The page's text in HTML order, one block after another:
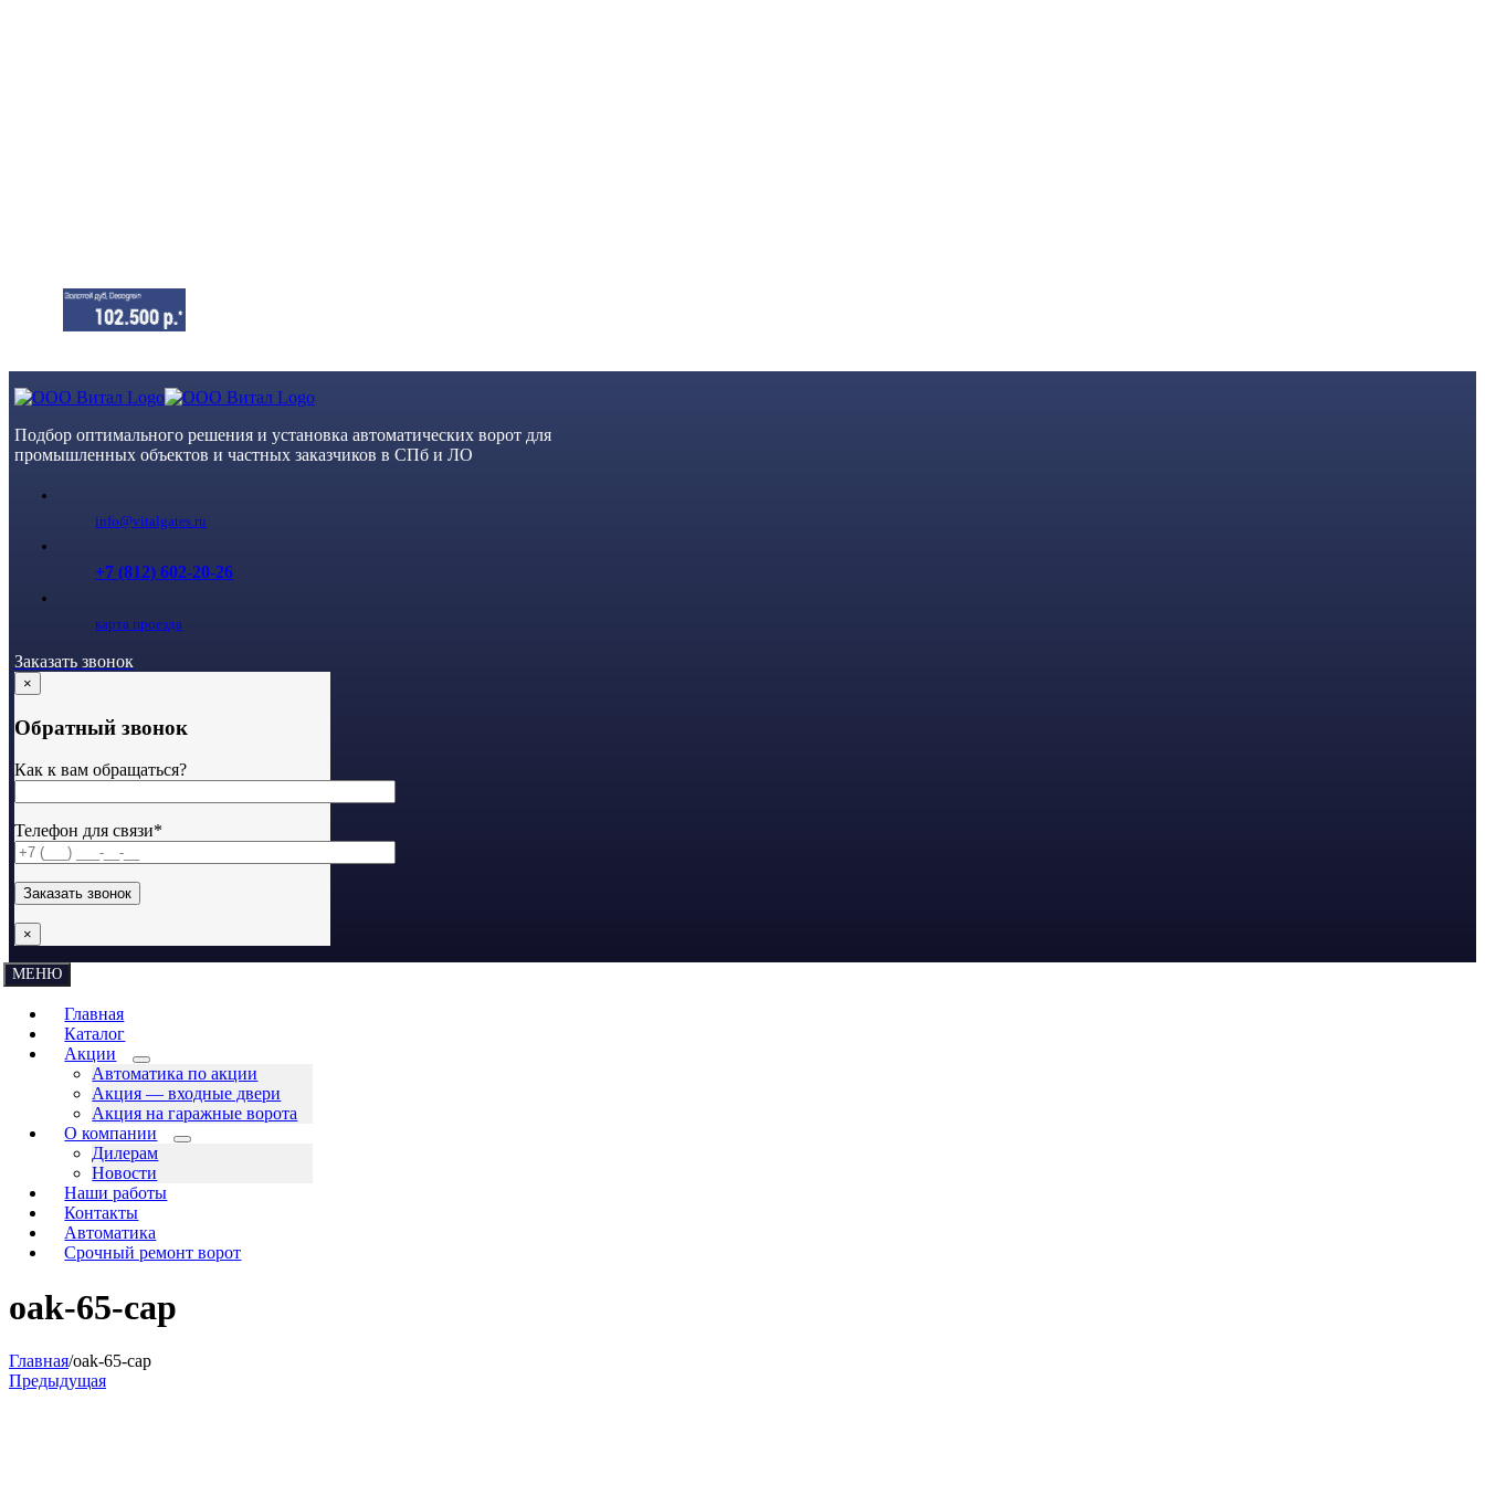
Подбор оптимального решения и установка автоматических ворот для
промышленных объектов и частных заказчиков в СПб и ЛО
info@vitalgates.ru
+7 (812) 602-20-26
карта проезда
Заказать звонок
×
Обратный звонок
Как к вам обращаться?
Телефон для связи*
×
МЕНЮ
Главная
Каталог
Акции
Автоматика по акции
Акция — входные двери
Акция на гаражные ворота
О компании
Дилерам
Новости
Наши работы
Контакты
Автоматика
Срочный ремонт ворот
oak-65-cap
Главная/oak-65-cap
Предыдущая